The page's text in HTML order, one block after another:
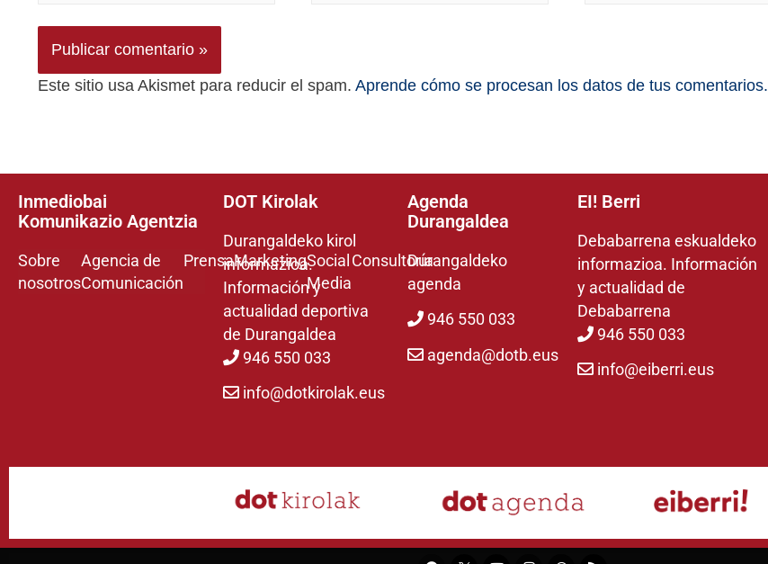
Este sitio usa Akismet para reducir el spam. Aprende cómo se procesan los datos de tus comentarios.
Inmediobai
Komunikazio Agentzia
Sobre
nosotros
Agencia de
Comunicación
PrensaMarketingSocial
Media
Consultoría
DOT Kirolak
Durangaldeko kirol
informazioa.
Información y
actualidad deportiva
de Durangaldea
946 550 033
info@dotkirolak.eus
Agenda
Durangaldea
Durangaldeko
agenda
946 550 033
agenda@dotb.eus
EI! Berri
Debabarrena eskualdeko
informazioa. Información
y actualidad de
Debabarrena
946 550 033
info@eiberri.eus